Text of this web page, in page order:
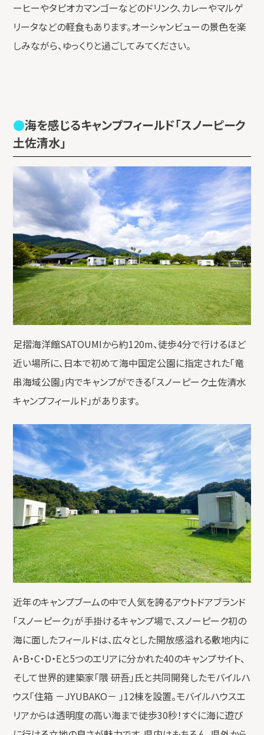
ーヒーやタピオカマンゴーなどのドリンク、カレーやマルゲ
リータなどの軽食もあります。オーシャンビューの景色を楽
しみながら、ゆっくりと過ごしてみてください。
海を感じるキャンプフィールド「スノーピーク
土佐清水」
足摺海洋館SATOUMIから約120m、徒歩4分で行けるほど
近い場所に、日本で初めて海中国定公園に指定された「竜
串海域公園」内でキャンプができる「スノーピーク土佐清水
キャンプフィールド」があります。
近年のキャンプブームの中で人気を誇るアウトドアブランド
「スノーピーク」が手掛けるキャンプ場で、スノーピーク初の
海に面したフィールドは、広々とした開放感溢れる敷地内に
A・B・C・D・Eと5つのエリアに分かれた40のキャンプサイト、
そして世界的建築家「隈 研吾」氏と共同開発したモバイルハ
ウス「住箱 －JYUBAKO－ 」12棟を設置。モバイルハウスエ
リアからは透明度の高い海まで徒歩30秒！すぐに海に遊び